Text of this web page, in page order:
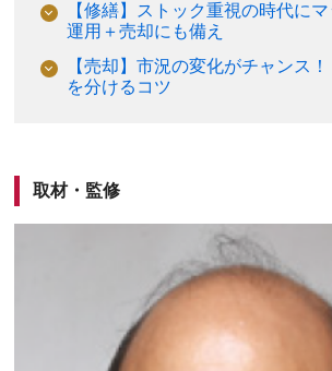
【修繕】ストック重視の時代に
運用＋売却にも備え
【売却】市況の変化がチャンス
を分けるコツ
取材・監修